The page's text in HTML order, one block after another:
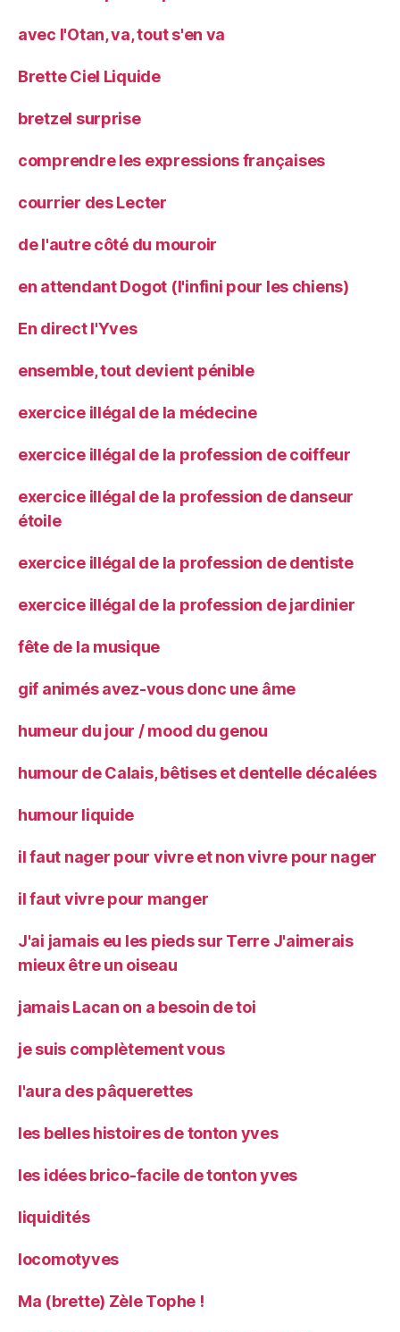
avec l'Otan, va, tout s'en va
Brette Ciel Liquide
bretzel surprise
comprendre les expressions françaises
courrier des Lecter
de l'autre côté du mouroir
en attendant Dogot (l'infini pour les chiens)
En direct l'Yves
ensemble, tout devient pénible
exercice illégal de la médecine
exercice illégal de la profession de coiffeur
exercice illégal de la profession de danseur
étoile
exercice illégal de la profession de dentiste
exercice illégal de la profession de jardinier
fête de la musique
gif animés avez-vous donc une âme
humeur du jour / mood du genou
humour de Calais, bêtises et dentelle décalées
humour liquide
il faut nager pour vivre et non vivre pour nager
il faut vivre pour manger
J'ai jamais eu les pieds sur Terre J'aimerais
mieux être un oiseau
jamais Lacan on a besoin de toi
je suis complètement vous
l'aura des pâquerettes
les belles histoires de tonton yves
les idées brico-facile de tonton yves
liquidités
locomotyves
Ma (brette) Zèle Tophe !